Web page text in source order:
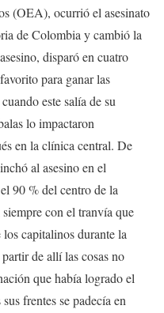
(OEA), ocurrió el asesinato
de Colombia y cambió la
disparó en cuatro
para ganar las
este salía de su
lo impactaron
en la clínica central. De
al asesino en el
90 % del centro de la
con el tranvía que
capitalinos durante la
de allí las cosas no
que había logrado el
frentes se padecía en